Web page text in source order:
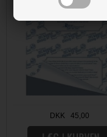
DKK 45,00